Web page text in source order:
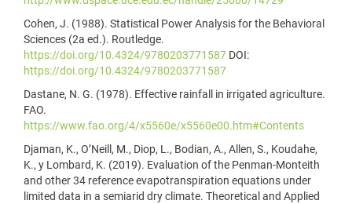
Cohen, J. (1988). Statistical Power Analysis for the Behavioral
Sciences (2a ed.). Routledge.
https://doi.org/10.4324/9780203771587 DOI:
https://doi.org/10.4324/9780203771587
Dastane, N. G. (1978). Effective rainfall in irrigated agriculture.
FAO.
https://www.fao.org/4/x5560e/x5560e00.htm#Contents
Djaman, K., O’Neill, M., Diop, L., Bodian, A., Allen, S., Koudahe,
K., y Lombard, K. (2019). Evaluation of the Penman-Monteith
and other 34 reference evapotranspiration equations under
limited data in a semiarid dry climate. Theoretical and Applied